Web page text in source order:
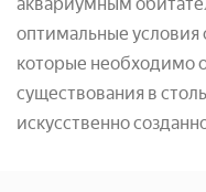
оптимальные условия
которые необходимо
существования в
искусственно